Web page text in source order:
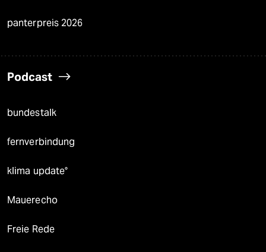
panterpreis 2026
Podcast
bundestalk
fernverbindung
klima update°
Mauerecho
Freie Rede